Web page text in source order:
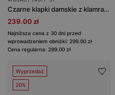
Czarne klapki damskie z klamrami i podeszwą korkową
239.00 zł
Najniższa cena z 30 dni przed
wprowadzeniem obniżki: 299.00 zł
Cena regularna: 299.00 zł
Wyprzedaż
20%